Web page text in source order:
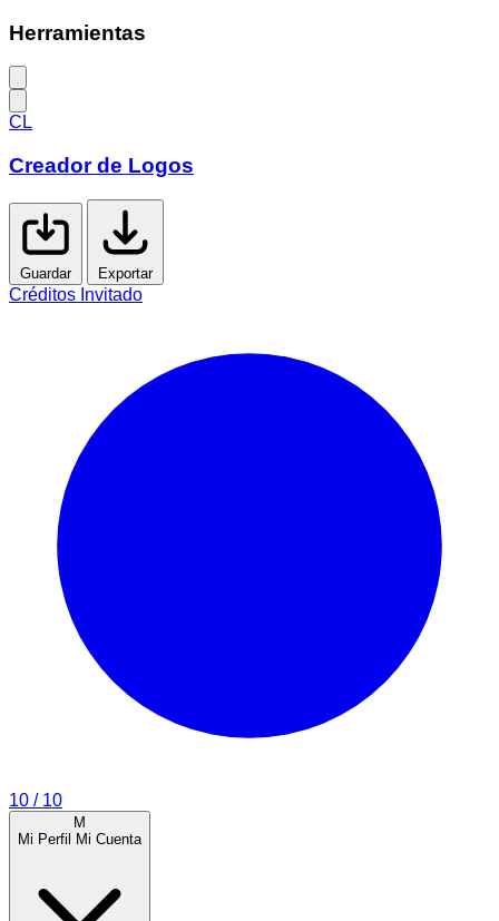
Herramientas
CL
Creador de Logos
Guardar Exportar
Créditos Invitado
10 / 10
M
Mi Perfil
Mi Cuenta